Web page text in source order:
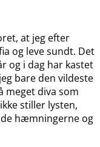
at jeg efter
og leve sundt. Det
og i dag har kastet
bare den vildeste
meget diva som
stiller lysten,
hæmningerne og